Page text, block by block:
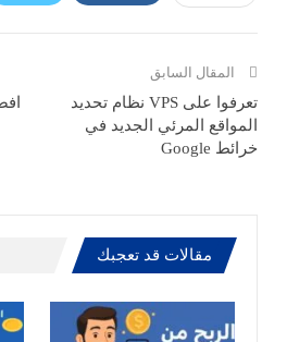
االبريد الالكتروني
المقال السابق
تعرفوا على VPS نظام تحديد
المواقع المرئي الجديد في
خرائط Google
مقالات قد تعجبك